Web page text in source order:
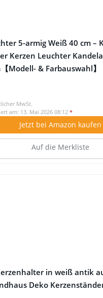
5-armig Weiß 40 cm –
Kerzen Leuchter
Modell- & Farbauswahl】
MwSt.
am: 13. Mai 2026 08:12 *
Jetzt bei Amazon kaufen
Auf die Merkliste
in weiß antik
Deko